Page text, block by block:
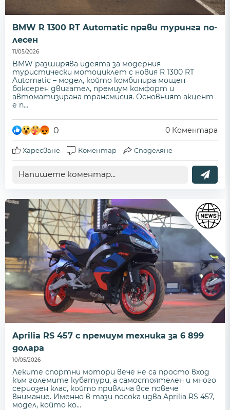
BMW R 1300 RT Automatic прави туринга по-
лесен
11/05/2026
BMW разширява идеята за модерния
туристически мотоциклет с новия R 1300 RT
Automatic – модел, който комбинира мощен
боксерен двигател, премиум комфорт и
автоматизирана трансмисия. Основният акцент
е п...
0 0 Коментара
Харесване Коментар Споделяне
Aprilia RS 457 с премиум техника за 6 899
долара
10/05/2026
Леките спортни мотори вече не са просто вход
към големите кубатури, а самостоятелен и много
сериозен клас, който привлича все повече
внимание. Именно в тази посока идва Aprilia RS 457,
модел, който ко...